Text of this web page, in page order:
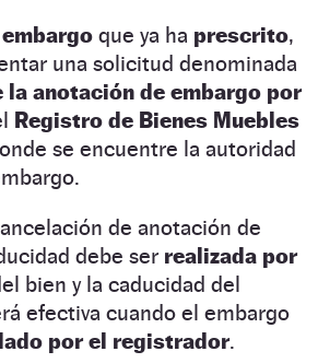
embargo que ya ha prescrito,
una solicitud denominada
la anotación de embargo por
Registro de Bienes Muebles
se encuentre la autoridad
de anotación de
debe ser realizada por
bien y la caducidad del
efectiva cuando el embargo
por el registrador.